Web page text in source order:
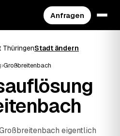
Anfragen
ThüringenStadt ändern
›Großbreitenbach
eigentlich